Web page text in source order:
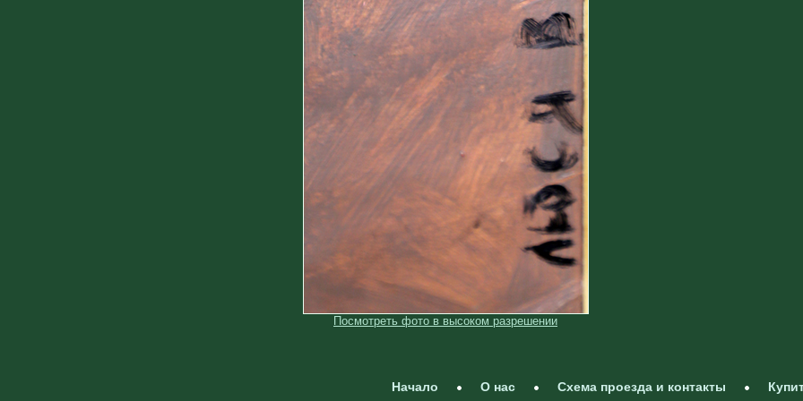
Посмотреть фото в высоком разрешении
Начало О нас Схема проезда и контакты